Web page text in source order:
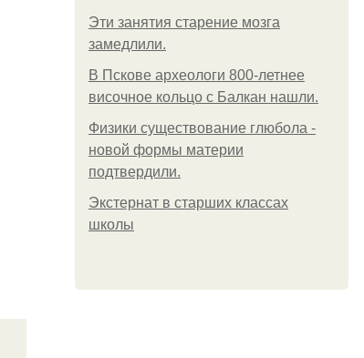
Эти занятия старение мозга
замедлили.
В Пскове археологи 800-летнее
височное кольцо с Балкан нашли.
Физики существование глюбола -
новой формы материи
подтвердили.
Экстернат в старших классах
школы